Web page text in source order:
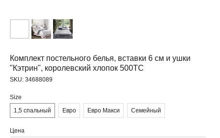
Комплект постельного белья, вставки 6 см и ушки
"Кэтрин", королевский хлопок 500ТС
SKU: 34688089
Size
1,5 спальный
Евро Евро Макси Семейный
Цена